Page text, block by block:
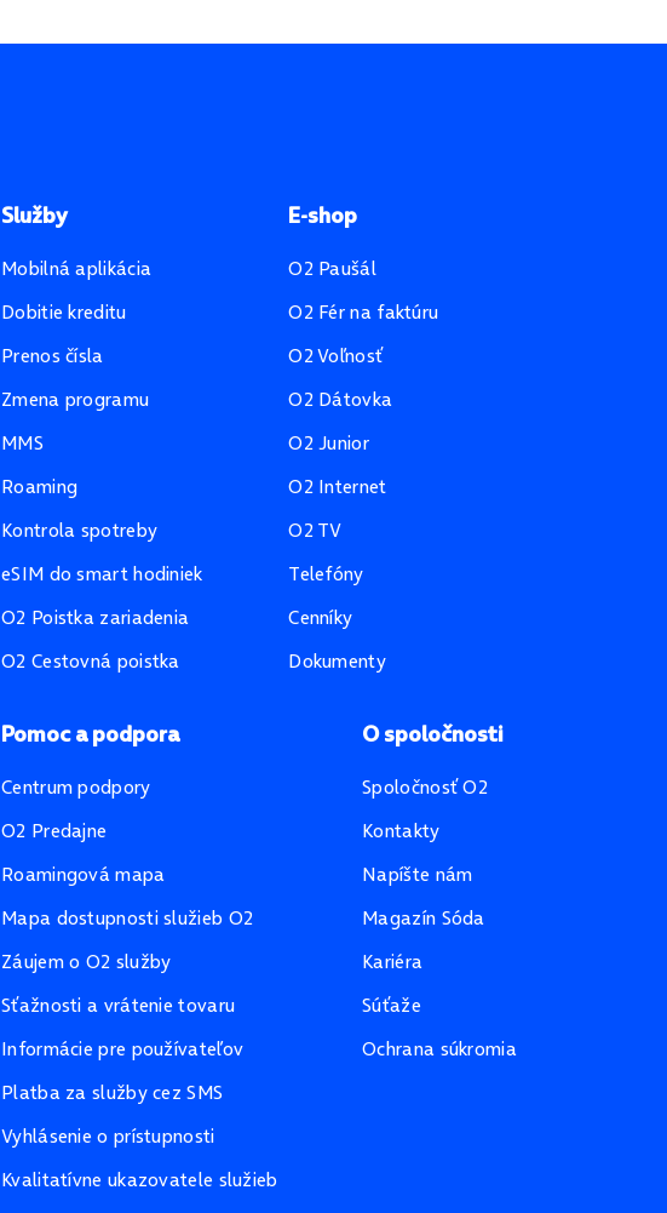
Služby
Mobilná aplikácia
Dobitie kreditu
Prenos čísla
Zmena programu
MMS
Roaming
Kontrola spotreby
eSIM do smart hodiniek
O2 Poistka zariadenia
O2 Cestovná poistka
E-shop
O2 Paušál
O2 Fér na faktúru
O2 Voľnosť
O2 Dátovka
O2 Junior
O2 Internet
O2 TV
Telefóny
Cenníky
Dokumenty
Pomoc a podpora
Centrum podpory
O2 Predajne
Roamingová mapa
Mapa dostupnosti služieb O2
Záujem o O2 služby
Sťažnosti a vrátenie tovaru
Informácie pre používateľov
Platba za služby cez SMS
Vyhlásenie o prístupnosti
Kvalitatívne ukazovatele služieb
O spoločnosti
Spoločnosť O2
Kontakty
Napíšte nám
Magazín Sóda
Kariéra
Súťaže
Ochrana súkromia